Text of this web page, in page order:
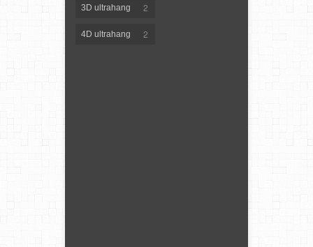
3D ultrahang 2
4D ultrahang 2